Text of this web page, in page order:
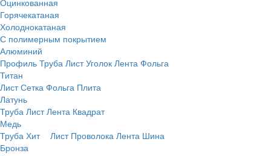
Горячекатаная
Холоднокатаная
С полимерным покрытием
Алюминий
Профиль Труба ЛистУголок Лента Фольга
Титан
ЛистСетка Фольга Плита
Латунь
Труба Лист Лента Квадрат
Медь
Труба Хит Лист Проволока Лента Шина
Бронза